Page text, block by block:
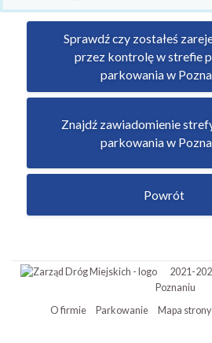
Sprawdź czy zostałeś
przez kontrolę w strefie
parkowania w
Znajdź zawiadomienie
parkowania w
Powrót
2021-
Poznaniu
O firmie
Parkowanie Mapa strony